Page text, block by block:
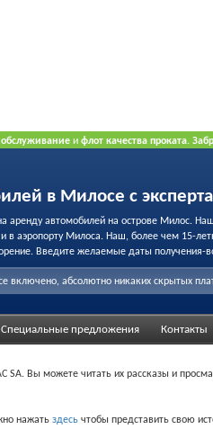
и флот качества проката.
в Милосе с
аренду автомобилей на острове Милос.
в аэропорту Милоса. Наш, более чем 15-
Введите желаемые даты получения-
включено, абсолютно никаких скрытых
Специальные предложения Контакты
Вы можете читать их рассказы и
нажать здесь чтобы представить свою